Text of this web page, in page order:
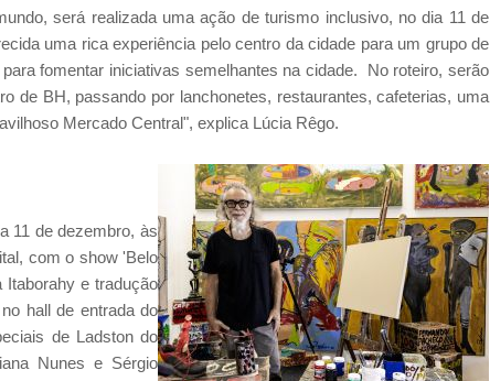
será realizada uma ação de turismo inclusivo, no dia 11 de
uma rica experiência pelo centro da cidade para um grupo de
fomentar iniciativas semelhantes na cidade. No roteiro, serão
de BH, passando por lanchonetes, restaurantes, cafeterias, uma
Mercado Central", explica Lúcia Rêgo.
11 de dezembro, às
com o show 'Belo
Itaborahy e tradução
hall de entrada do
de Ladston do
Nunes e Sérgio